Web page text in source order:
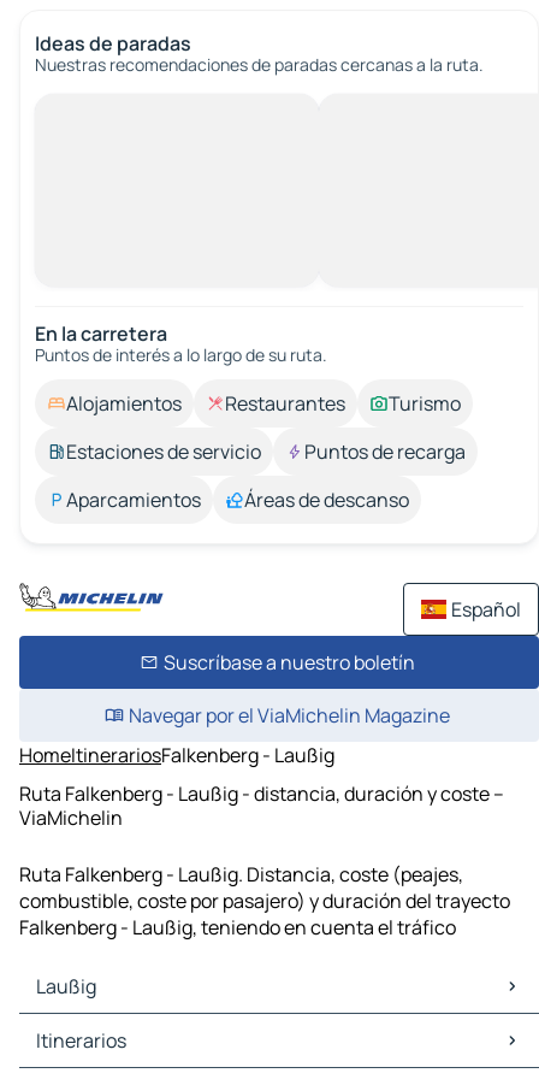
Ideas de paradas
Nuestras recomendaciones de paradas cercanas a la ruta.
En la carretera
Puntos de interés a lo largo de su ruta.
Alojamientos Restaurantes
Turismo
Estaciones de servicio
Puntos de recarga
Aparcamientos
Áreas de descanso
Español
Suscríbase a nuestro boletín
Navegar por el ViaMichelin Magazine
HomeItinerariosFalkenberg - Laußig
Ruta Falkenberg - Laußig - distancia, duración y coste –
ViaMichelin
Ruta Falkenberg - Laußig. Distancia, coste (peajes,
combustible, coste por pasajero) y duración del trayecto
Falkenberg - Laußig, teniendo en cuenta el tráfico
Laußig
Laußig Mapas Planos
Laußig Trafico
Itinerarios